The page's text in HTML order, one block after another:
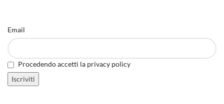
Email
Procedendo accetti la privacy policy